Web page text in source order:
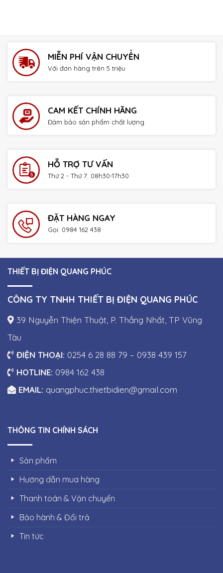
MIỄN PHÍ VẬN CHUYỂN
Với đơn hàng trên 5 triệu
CAM KẾT CHÍNH HÃNG
Đảm bảo sản phẩm chất lượng
HỖ TRỢ TƯ VẤN
Thứ 2 - Thứ 7: 08h30-17h30
ĐẶT HÀNG NGAY
Gọi: 0984 162 438
THIẾT BỊ ĐIỆN QUANG PHÚC
CÔNG TY TNHH THIẾT BỊ ĐIỆN QUANG PHÚC
39 Nguyễn Thiện Thuật, P. Thắng Nhất, TP Vũng
Tàu
ĐIỆN THOẠI: 0254 6 28 88 79 – 0938 439 157
HOTLINE: 0984 162 438
EMAIL: quangphuc.thietbidien@gmail.com
THÔNG TIN CHÍNH SÁCH
Sản phẩm
Hướng dẫn mua hàng
Thanh toán & Vận chuyển
Bảo hành & Đổi trả
Tin tức